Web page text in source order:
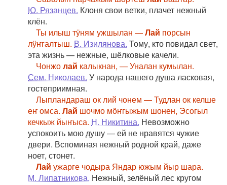
Ю. Рязанцев. Клоня свои ветки, плачет нежный
клён.
Ты илыш тӱням ужшылан —Лай порсын
лӱҥгалтыш. В. Изилянова. Тому, кто повидал свет,
эта жизнь — нежные, шёлковые качели.
Чонжолай калыкнан, — Уналан кумылан.
Сем. Николаев. У народа нашего душа ласковая,
гостеприимная.
Лыпландараш ок лий чонем — Тудлан ок келше
еҥ омса. Лай шочмо мӧҥгыжым шонен, Эсогыл
кечкыж йыҥыса. Н. Никитина. Невозможно
успокоить мою душу — ей не нравятся чужие
двери. Вспоминая нежный родной край, даже
ноет, стонет.
Лай ужарге чодыра Яндар южым йыр шара.
М. Липатникова. Нежный, зелёный лес кругом